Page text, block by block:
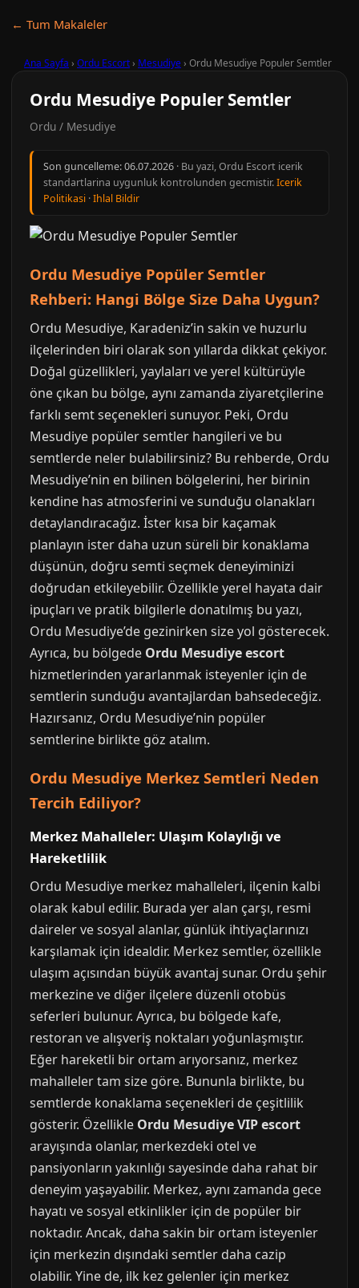
← Tum Makaleler
Ana Sayfa › Ordu Escort› Mesudiye› Ordu Mesudiye Populer Semtler
Ordu Mesudiye Populer Semtler
Ordu / Mesudiye
Son guncelleme:06.07.2026 · Bu yazi, Ordu Escort icerik
standartlarina uygunluk kontrolunden gecmistir.Icerik
Politikasi ·Ihlal Bildir
Ordu Mesudiye Popüler Semtler
Rehberi: Hangi Bölge Size Daha Uygun?
Ordu Mesudiye, Karadeniz’in sakin ve huzurlu
ilçelerinden biri olarak son yıllarda dikkat çekiyor.
Doğal güzellikleri, yaylaları ve yerel kültürüyle
öne çıkan bu bölge, aynı zamanda ziyaretçilerine
farklı semt seçenekleri sunuyor. Peki, Ordu
Mesudiye popüler semtler hangileri ve bu
semtlerde neler bulabilirsiniz? Bu rehberde, Ordu
Mesudiye’nin en bilinen bölgelerini, her birinin
kendine has atmosferini ve sunduğu olanakları
detaylandıracağız. İster kısa bir kaçamak
planlayın ister daha uzun süreli bir konaklama
düşünün, doğru semti seçmek deneyiminizi
doğrudan etkileyebilir. Özellikle yerel hayata dair
ipuçları ve pratik bilgilerle donatılmış bu yazı,
Ordu Mesudiye’de gezinirken size yol gösterecek.
Ayrıca, bu bölgede Ordu Mesudiye escort
hizmetlerinden yararlanmak isteyenler için de
semtlerin sunduğu avantajlardan bahsedeceğiz.
Hazırsanız, Ordu Mesudiye’nin popüler
semtlerine birlikte göz atalım.
Ordu Mesudiye Merkez Semtleri Neden
Tercih Ediliyor?
Merkez Mahalleler: Ulaşım Kolaylığı ve
Hareketlilik
Ordu Mesudiye merkez mahalleleri, ilçenin kalbi
olarak kabul edilir. Burada yer alan çarşı, resmi
daireler ve sosyal alanlar, günlük ihtiyaçlarınızı
karşılamak için idealdir. Merkez semtler, özellikle
ulaşım açısından büyük avantaj sunar. Ordu şehir
merkezine ve diğer ilçelere düzenli otobüs
seferleri bulunur. Ayrıca, bu bölgede kafe,
restoran ve alışveriş noktaları yoğunlaşmıştır.
Eğer hareketli bir ortam arıyorsanız, merkez
mahalleler tam size göre. Bununla birlikte, bu
semtlerde konaklama seçenekleri de çeşitlilik
gösterir. Özellikle Ordu Mesudiye VIP escort
arayışında olanlar, merkezdeki otel ve
pansiyonların yakınlığı sayesinde daha rahat bir
deneyim yaşayabilir. Merkez, aynı zamanda gece
hayatı ve sosyal etkinlikler için de popüler bir
noktadır. Ancak, daha sakin bir ortam isteyenler
için merkezin dışındaki semtler daha cazip
olabilir. Yine de, ilk kez gelenler için merkez